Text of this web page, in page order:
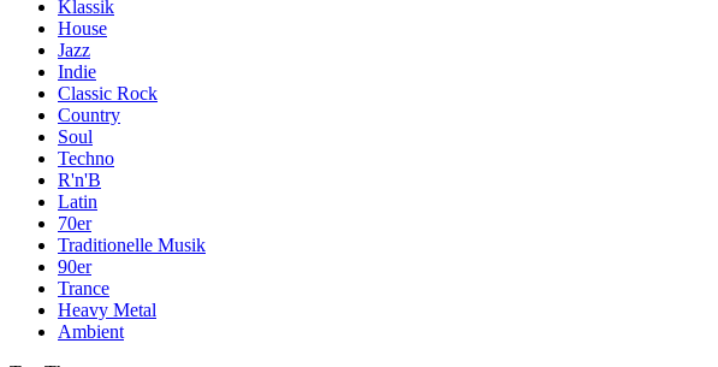
Klassik
House
Jazz
Indie
Classic Rock
Country
Soul
Techno
R'n'B
Latin
70er
Traditionelle Musik
90er
Trance
Heavy Metal
Ambient